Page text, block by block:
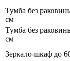
Тумба без
см
Тумба без
см
Зеркало-шкаф до